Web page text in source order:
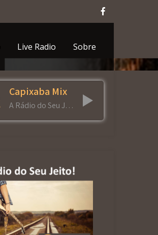
Live Radio Sobre
Capixaba Mix
A Rádio do Seu Jeito!